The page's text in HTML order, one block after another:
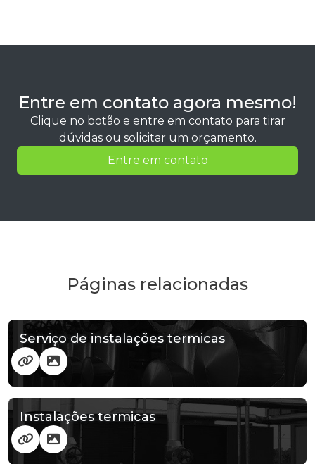
Entre em contato agora mesmo!
Clique no botão e entre em contato para tirar
dúvidas ou solicitar um orçamento.
Entre em contato
Páginas relacionadas
Serviço de instalações termicas
Instalações termicas